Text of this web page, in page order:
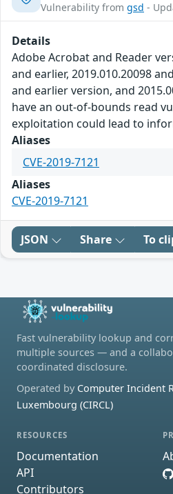
Vulnerability from gsd -
Details
Adobe Acrobat and Reader
and earlier, 2019.010.20098
and earlier version, and
have an out-of-bounds read
exploitation could lead to
Aliases
CVE-2019-7121
Aliases
CVE-2019-7121
JSON Share To
Fast vulnerability lookup and
multiple sources — and a
coordinated disclosure.
Operated by Computer Incident
Luxembourg (CIRCL)
RESOURCES
Documentation
API
Contributors